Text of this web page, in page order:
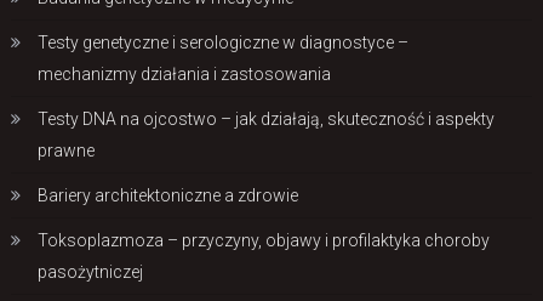
Testy genetyczne i serologiczne w diagnostyce –
mechanizmy działania i zastosowania
Testy DNA na ojcostwo – jak działają, skuteczność i aspekty
prawne
Bariery architektoniczne a zdrowie
Toksoplazmoza – przyczyny, objawy i profilaktyka choroby
pasożytniczej